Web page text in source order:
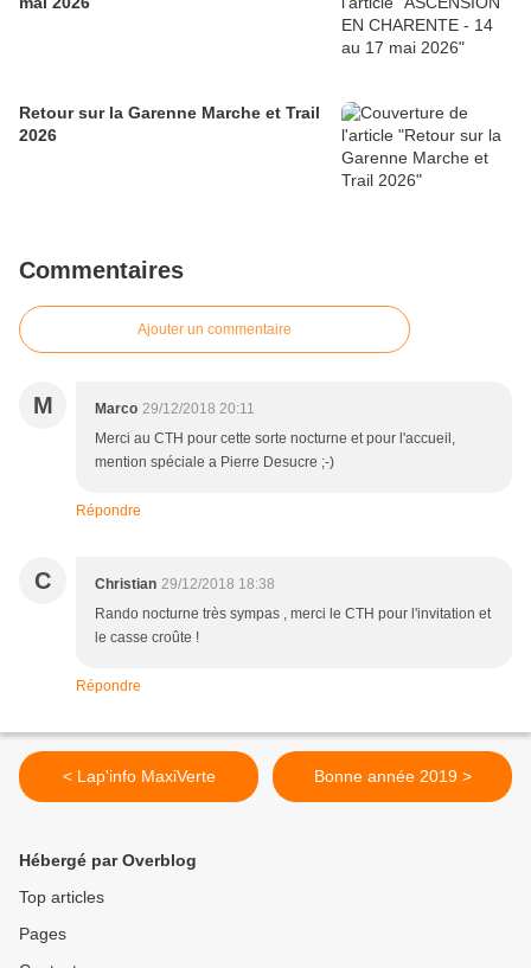
Retour sur la Garenne Marche et Trail
2026
Commentaires
Ajouter un commentaire
M Marco 29/12/2018 20:11
Merci au CTH pour cette sorte nocturne et pour l'accueil,
mention spéciale a Pierre Desucre ;-)
Répondre
C Christian 29/12/2018 18:38
Rando nocturne très sympas , merci le CTH pour l'invitation et
le casse croûte !
Répondre
< Lap'info MaxiVerte Bonne année 2019 >
Hébergé par Overblog
Top articles
Pages